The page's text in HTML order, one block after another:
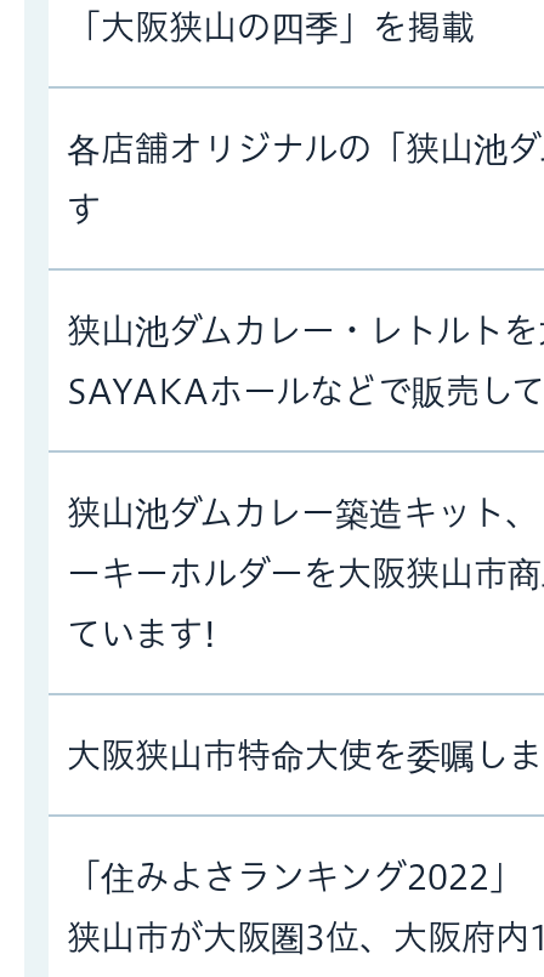
「大阪狭山の四季」を掲載
各店舗オリジナルの「狭山池
す
狭山池ダムカレー・レトルト
SAYAKAホールなどで販売し
狭山池ダムカレー築造キット
ーキーホルダーを大阪狭山市
ています!
大阪狭山市特命大使を委嘱し
「住みよさランキング2022」
狭山市が大阪圏3位、大阪府内